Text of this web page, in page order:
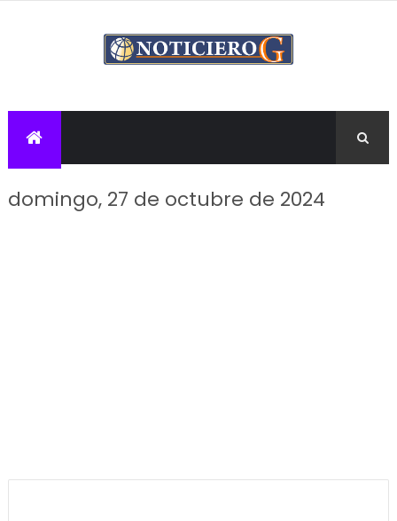
domingo, 27 de octubre de 2024